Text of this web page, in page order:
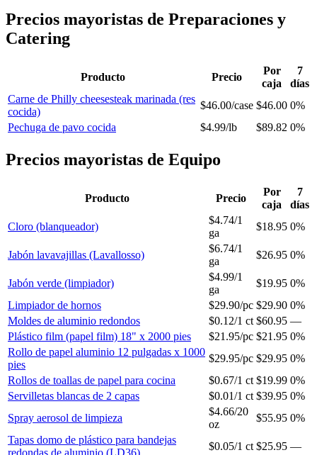
Precios mayoristas de Preparaciones y
Catering
Producto Precio
Por
caja
7
días
Carne de Philly cheesesteak marinada (res
cocida)
$46.00/case $46.00 0%
Pechuga de pavo cocida
$4.99/lb $89.82 0%
Precios mayoristas de Equipo
Producto Precio
Por
caja
7
días
Cloro (blanqueador)
$4.74/1
ga
$18.95 0%
Jabón lavavajillas (Lavallosso)
$6.74/1
ga
$26.95 0%
Jabón verde (limpiador)
$4.99/1
ga
$19.95 0%
Limpiador de hornos
$29.90/pc $29.90 0%
Moldes de aluminio redondos
$0.12/1 ct $60.95 —
Plástico film (papel film) 18" x 2000 pies
$21.95/pc $21.95 0%
Rollo de papel aluminio 12 pulgadas x 1000
pies
$29.95/pc $29.95 0%
Rollos de toallas de papel para cocina
$0.67/1 ct $19.99 0%
Servilletas blancas de 2 capas
$0.01/1 ct $39.95 0%
Spray aerosol de limpieza
$4.66/20
oz
$55.95 0%
Tapas domo de plástico para bandejas
redondas de aluminio (LD36)
$0.05/1 ct $25.95 —